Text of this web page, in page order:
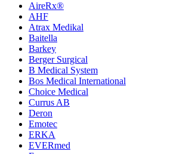
AireRx®
AHF
Atrax Medikal
Baitella
Barkey
Berger Surgical
B Medical System
Bos Medical International
Choice Medical
Currus AB
Deron
Emotec
ERKA
EVERmed